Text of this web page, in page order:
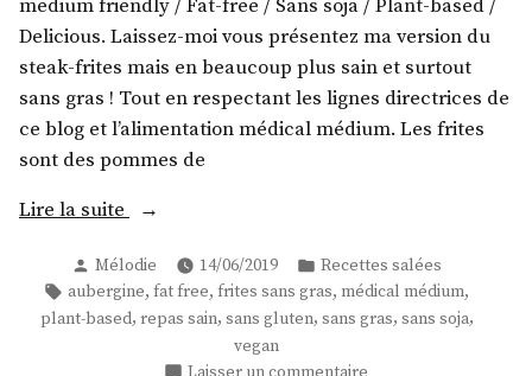
medium friendly / Fat-free / Sans soja / Plant-based /
Delicious. Laissez-moi vous présentez ma version du
steak-frites mais en beaucoup plus sain et surtout
sans gras ! Tout en respectant les lignes directrices de
ce blog et l’alimentation médical médium. Les frites
sont des pommes de
Lire la suite
« Ma
du
steak-
frites
Publié
par
Mélodie 14/06/2019
Publié
dans
Recettes salées
Étiquettes :
aubergine, fat free, frites sans gras, médical médium,
plant-based, repas sain, sans gluten, sans gras, sans soja,
vegan